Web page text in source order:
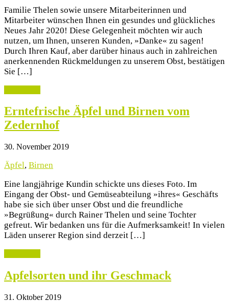
Familie Thelen sowie unsere Mitarbeiterinnen und
Mitarbeiter wünschen Ihnen ein gesundes und glückliches
Neues Jahr 2020! Diese Gelegenheit möchten wir auch
nutzen, um Ihnen, unseren Kunden, »Danke« zu sagen!
Durch Ihren Kauf, aber darüber hinaus auch in zahlreichen
anerkennenden Rückmeldungen zu unserem Obst, bestätigen
Sie […]
Erntefrische Äpfel und Birnen vom
Zedernhof
30. November 2019
Äpfel, Birnen
Eine langjährige Kundin schickte uns dieses Foto. Im
Eingang der Obst- und Gemüseabteilung »ihres« Geschäfts
habe sie sich über unser Obst und die freundliche
»Begrüßung« durch Rainer Thelen und seine Tochter
gefreut. Wir bedanken uns für die Aufmerksamkeit! In vielen
Läden unserer Region sind derzeit […]
Apfelsorten und ihr Geschmack
31. Oktober 2019